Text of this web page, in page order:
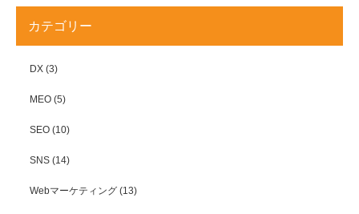
カテゴリー
DX (3)
MEO (5)
SEO (10)
SNS (14)
Webマーケティング (13)